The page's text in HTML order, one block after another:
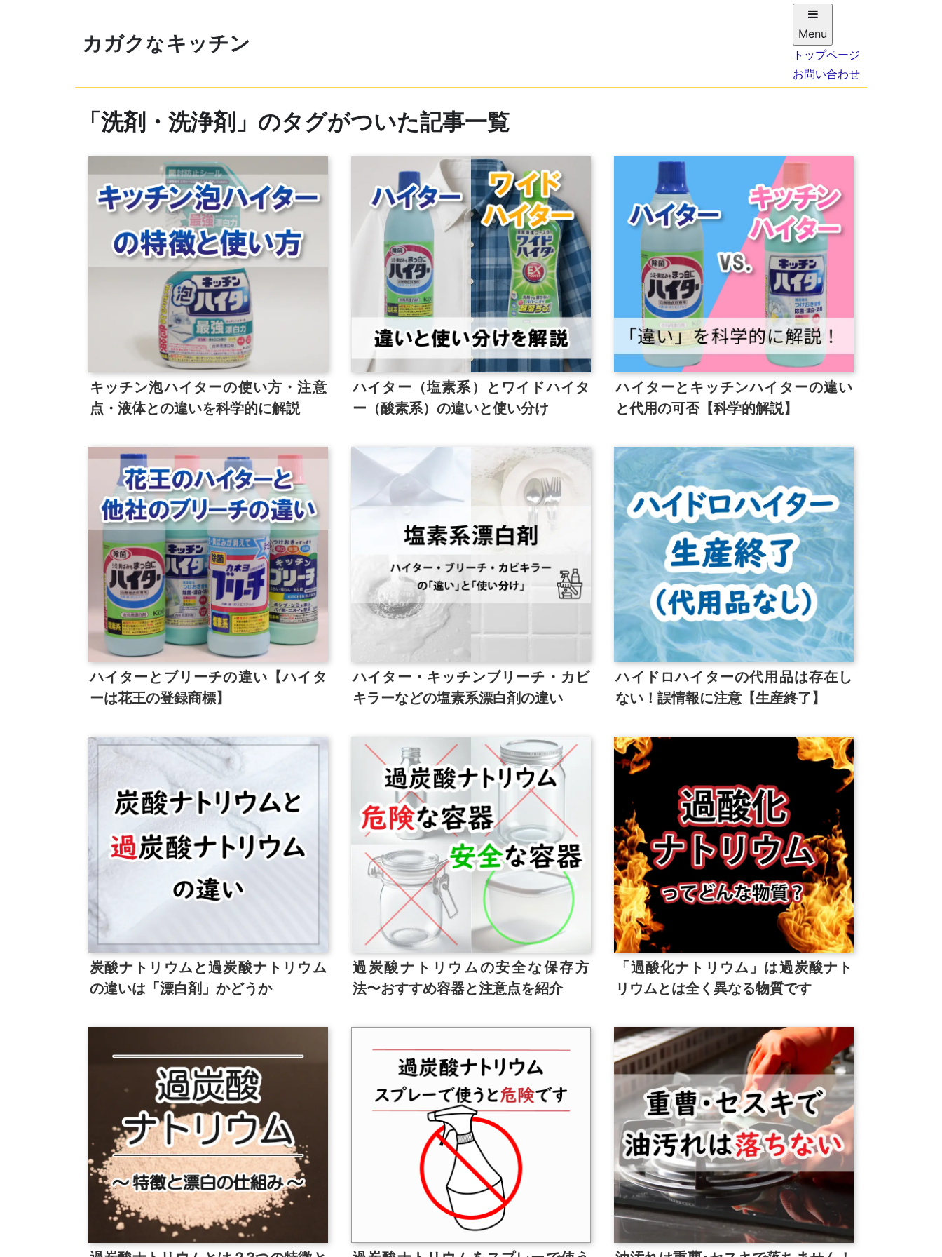
カガク な キッチン
Menu
トップページ
お問い合わせ
「洗剤・洗浄剤」のタグがついた記事一覧
キッチン泡ハイターの使い方・注意
点・液体との違いを科学的に解説
ハイター（塩素系）とワイドハイタ
ー（酸素系）の違いと使い分け
ハイターとキッチンハイターの違い
と代用の可否【科学的解説】
ハイターとブリーチの違い【ハイタ
ーは花王の登録商標】
ハイター・キッチンブリーチ・カビ
キラーなどの塩素系漂白剤の違い
ハイドロハイターの代用品は存在し
ない！誤情報に注意【生産終了】
炭酸ナトリウムと過炭酸ナトリウム
の違いは「漂白剤」かどうか
過炭酸ナトリウムの安全な保存方
法〜おすすめ容器と注意点を紹介
「過酸化ナトリウム」は過炭酸ナト
リウムとは全く異なる物質です